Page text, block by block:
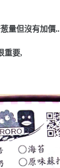
量但沒有加價..
重要,